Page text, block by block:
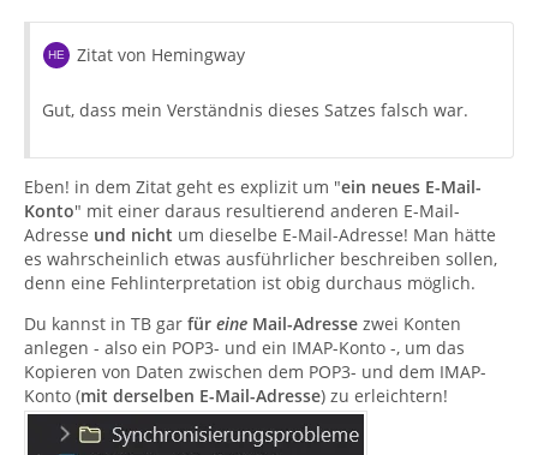
Zitat von Hemingway
Gut, dass mein Verständnis dieses Satzes falsch war.
Eben! in dem Zitat geht es explizit um "ein neues E-Mail-
Konto" mit einer daraus resultierend anderen E-Mail-
Adresse und nicht um dieselbe E-Mail-Adresse! Man hätte
es wahrscheinlich etwas ausführlicher beschreiben sollen,
denn eine Fehlinterpretation ist obig durchaus möglich.
Du kannst in TB gar für eine Mail-Adresse zwei Konten
anlegen - also ein POP3- und ein IMAP-Konto -, um das
Kopieren von Daten zwischen dem POP3- und dem IMAP-
Konto (mit derselben E-Mail-Adresse) zu erleichtern!